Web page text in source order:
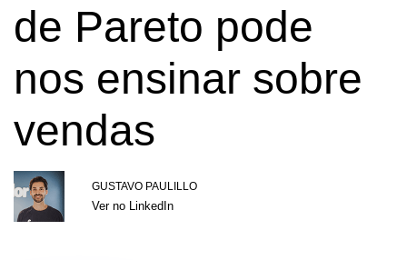
de Pareto pode
nos ensinar sobre
vendas
GUSTAVO PAULILLO
Ver no LinkedIn